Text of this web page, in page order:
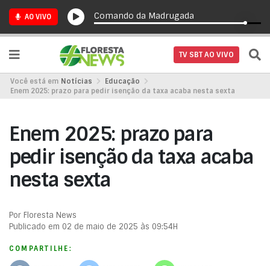
AO VIVO Comando da Madrugada
TV SBT AO VIVO
Você está em Notícias
Educação
Enem 2025: prazo para pedir isenção da taxa acaba nesta sexta
Enem 2025: prazo para
pedir isenção da taxa acaba
nesta sexta
Por Floresta News
Publicado em 02 de maio de 2025 às 09:54H
COMPARTILHE: